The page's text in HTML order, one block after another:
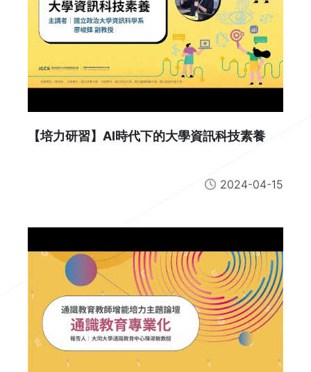
【培力研習】AI時代下的大學資訊科技素養
2024-04-15